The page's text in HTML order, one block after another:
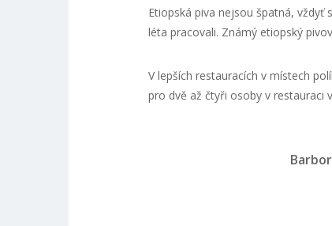
Etiopská piva nejsou špatná, vždyť
léta pracovali. Známý etiopský
V lepších restauracích v místech
pro dvě až čtyři osoby v restauraci